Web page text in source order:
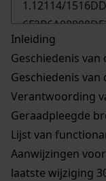
Inleiding
Geschiedenis
Geschiedenis
Verantwoording
Geraadpleegde
Lijst van
Aanwijzingen
laatste wijziging